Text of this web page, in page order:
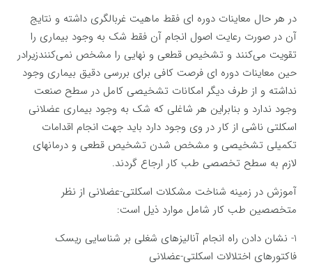
در هر حال معاینات دوره ای فقط ماهیت غربالگری داشته و نتایج
آن در صورت رعایت اصول انجام آن فقط شک به وجود بیماری را
تقویت می‌کنند و تشخیص قطعی و نهایی را مشخص نمی‌کنندزیرادر
حین معاینات دوره ای فرصت کافی برای بررسی دقیق بیماری وجود
نداشته و از طرف دیگر امکانات تشخیصی کامل در سطح صنعت
وجود ندارد و بنابراین هر شاغلی که شک به وجود بیماری عضلانی
اسکلتی ناشی از کار در وی وجود دارد باید جهت انجام اقدامات
تکمیلی تشخیصی و مشخص شدن تشخیص قطعی و درمانهای
لازم به سطح تخصصی طب کار ارجاع گردند.
آموزش در زمینه شناخت مشکلات اسکلتی-عضلانی از نظر
متخصصین طب کار شامل موارد ذیل است:
1- نشان دادن راه انجام آنالیزهای شغلی بر شناسایی ریسک
فاکتورهای اختلالات اسکلتی-عضلانی